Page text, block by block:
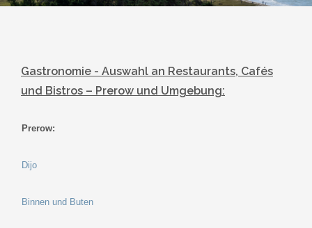
Gastronomie - Auswahl an Restaurants, Cafés
und Bistros – Prerow und Umgebung:
Prerow:
Dijo
Binnen und Buten